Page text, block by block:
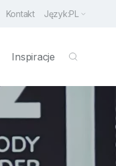
Kontakt Język:PL
Inspiracje